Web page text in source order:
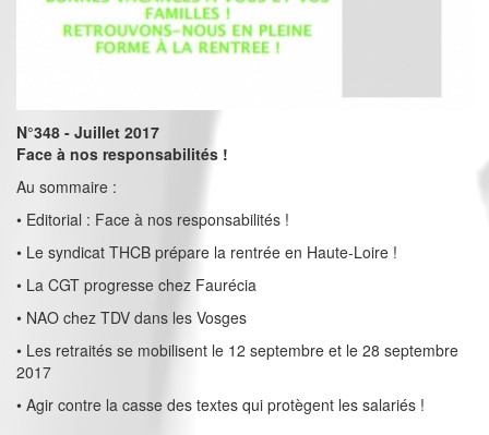
N°348 - Juillet 2017
Face à nos responsabilités !
Au sommaire :
• Editorial : Face à nos responsabilités !
• Le syndicat THCB prépare la rentrée en Haute-Loire !
• La CGT progresse chez Faurécia
• NAO chez TDV dans les Vosges
• Les retraités se mobilisent le 12 septembre et le 28 septembre
2017
• Agir contre la casse des textes qui protègent les salariés !